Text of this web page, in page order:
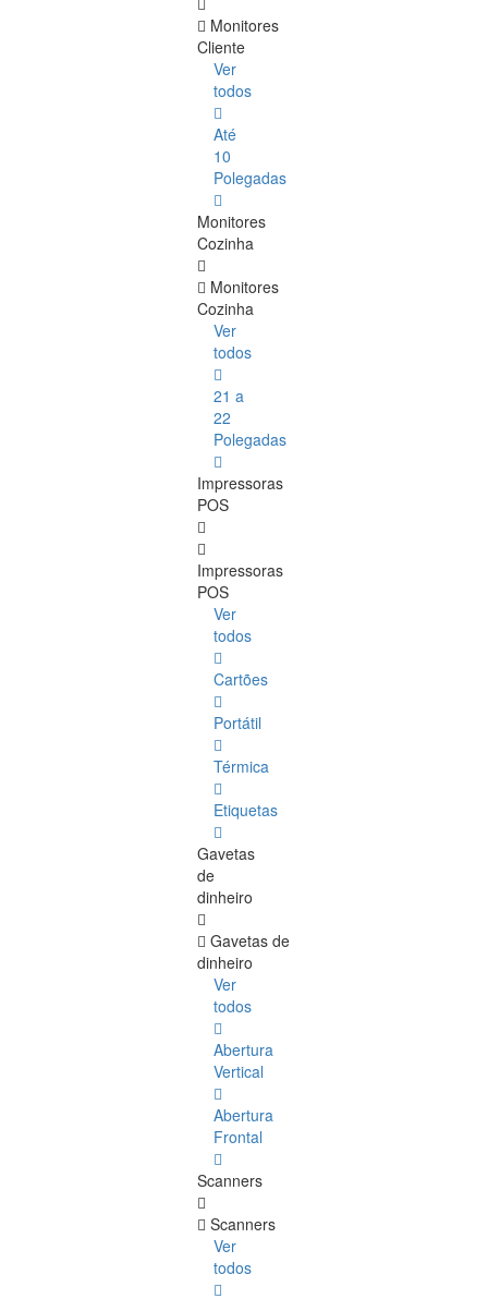
Monitores
Cliente
Ver
todos
Até
10
Polegadas
Monitores
Cozinha
Monitores
Cozinha
Ver
todos
21 a
22
Polegadas
Impressoras
POS
Impressoras
POS
Ver
todos
Cartões
Portátil
Térmica
Etiquetas
Gavetas
de
dinheiro
Gavetas de
dinheiro
Ver
todos
Abertura
Vertical
Abertura
Frontal
Scanners
Scanners
Ver
todos